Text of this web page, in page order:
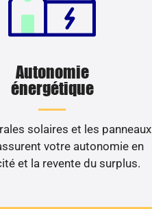
Autonomie
énergétique
solaires et les panneaux
votre autonomie en
et la revente du surplus.